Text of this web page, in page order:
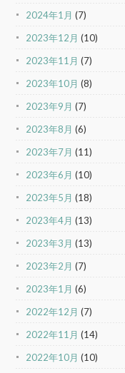
2024年1月 (7)
2023年12月 (10)
2023年11月 (7)
2023年10月 (8)
2023年9月 (7)
2023年8月 (6)
2023年7月 (11)
2023年6月 (10)
2023年5月 (18)
2023年4月 (13)
2023年3月 (13)
2023年2月 (7)
2023年1月 (6)
2022年12月 (7)
2022年11月 (14)
2022年10月 (10)